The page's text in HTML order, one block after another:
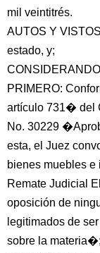
mil veintitrés.
AUTOS Y
estado, y;
PRIMERO:
artículo 731� del
No. 30229
esta, el Juez
bienes muebles e
Remate Judicial
oposición de
legitimados de
sobre la